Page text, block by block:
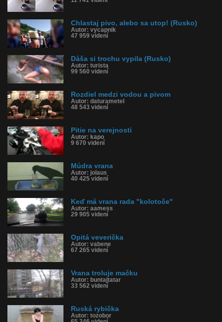
Chlastaj pivo, alebo sa utop! (Rusko)
Autor: vycapnik
47 959 videní
Dáša si trochu vypila (Rusko)
Autor: turista
99 560 videní
Rozdiel medzi vodou a pivom
Autor: daturametel
48 543 videní
Pitie na verejnosti
Autor: kapo
9 670 videní
Múdra vrana
Autor: jolaus
40 425 videní
Keď má vrana rada "kolotoče"
Autor: aamess
29 905 videní
Opitá veverička
Autor: vabene
67 265 videní
Vrana troluje mačku
Autor: buntajtatar
33 562 videní
Ruská rybička
Autor: tozobor